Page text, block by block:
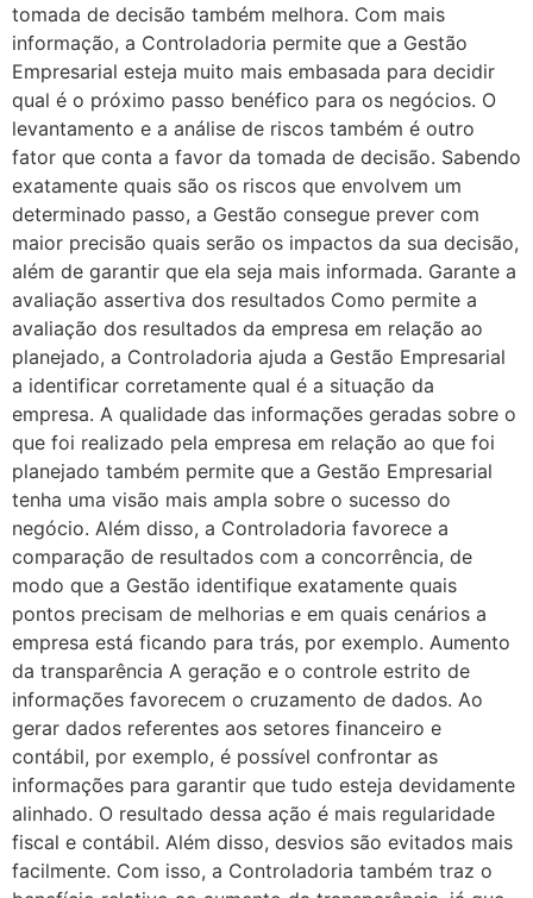
tomada de decisão também melhora. Com mais
informação, a Controladoria permite que a Gestão
Empresarial esteja muito mais embasada para decidir
qual é o próximo passo benéfico para os negócios. O
levantamento e a análise de riscos também é outro
fator que conta a favor da tomada de decisão. Sabendo
exatamente quais são os riscos que envolvem um
determinado passo, a Gestão consegue prever com
maior precisão quais serão os impactos da sua decisão,
além de garantir que ela seja mais informada. Garante a
avaliação assertiva dos resultados Como permite a
avaliação dos resultados da empresa em relação ao
planejado, a Controladoria ajuda a Gestão Empresarial
a identificar corretamente qual é a situação da
empresa. A qualidade das informações geradas sobre o
que foi realizado pela empresa em relação ao que foi
planejado também permite que a Gestão Empresarial
tenha uma visão mais ampla sobre o sucesso do
negócio. Além disso, a Controladoria favorece a
comparação de resultados com a concorrência, de
modo que a Gestão identifique exatamente quais
pontos precisam de melhorias e em quais cenários a
empresa está ficando para trás, por exemplo. Aumento
da transparência A geração e o controle estrito de
informações favorecem o cruzamento de dados. Ao
gerar dados referentes aos setores financeiro e
contábil, por exemplo, é possível confrontar as
informações para garantir que tudo esteja devidamente
alinhado. O resultado dessa ação é mais regularidade
fiscal e contábil. Além disso, desvios são evitados mais
facilmente. Com isso, a Controladoria também traz o